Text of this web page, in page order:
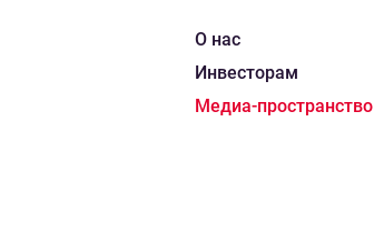
О нас
Инвесторам
Медиа-пространство